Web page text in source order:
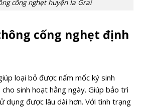
cống nghẹt huyện Ia Grai
cống nghẹt định
loại bỏ được nấm mốc ký sinh
sinh hoạt hằng ngày. Giúp bảo trì
dụng được lâu dài hơn. Với tình trạng